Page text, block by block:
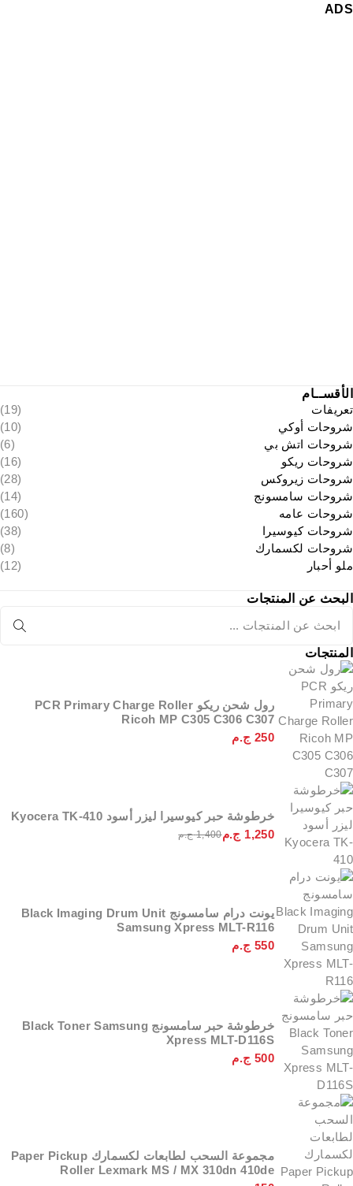
ADS
الأقســام
تعريفات
(19)
شروحات أوكي
(10)
شروحات اتش بي
(6)
شروحات ريكو
(16)
شروحات زيروكس
(28)
شروحات سامسونج
(14)
شروحات عامه
(160)
شروحات كيوسيرا
(38)
شروحات لكسمارك
(8)
ملو أحبار
(12)
البحث عن المنتجات
المنتجات
رول شحن ريكو PCR Primary Charge Roller
Ricoh MP C305 C306 C307
250 ج.م
خرطوشة حبر كيوسيرا ليزر أسود Kyocera TK-410
1,400 ج.م 1,250 ج.م
يونت درام سامسونج Black Imaging Drum Unit
Samsung Xpress MLT-R116
550 ج.م
خرطوشة حبر سامسونج Black Toner Samsung
Xpress MLT-D116S
500 ج.م
مجموعة السحب لطابعات لكسمارك Paper Pickup
Roller Lexmark MS / MX 310dn 410de